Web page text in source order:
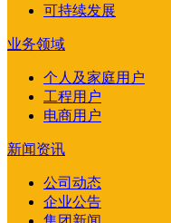
可持续发展
业务领域
个人及家庭用户
工程用户
电商用户
新闻资讯
公司动态
企业公告